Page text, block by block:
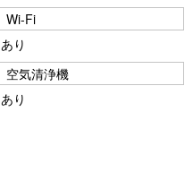
Wi-Fi
あり
空気清浄機
あり